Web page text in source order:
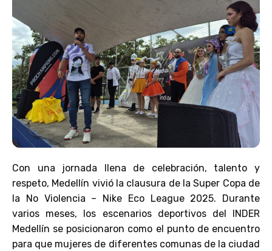
Con una jornada llena de celebración, talento y
respeto, Medellín vivió la clausura de la Super Copa de
la No Violencia – Nike Eco League 2025. Durante
varios meses, los escenarios deportivos del INDER
Medellín se posicionaron como el punto de encuentro
para que mujeres de diferentes comunas de la ciudad